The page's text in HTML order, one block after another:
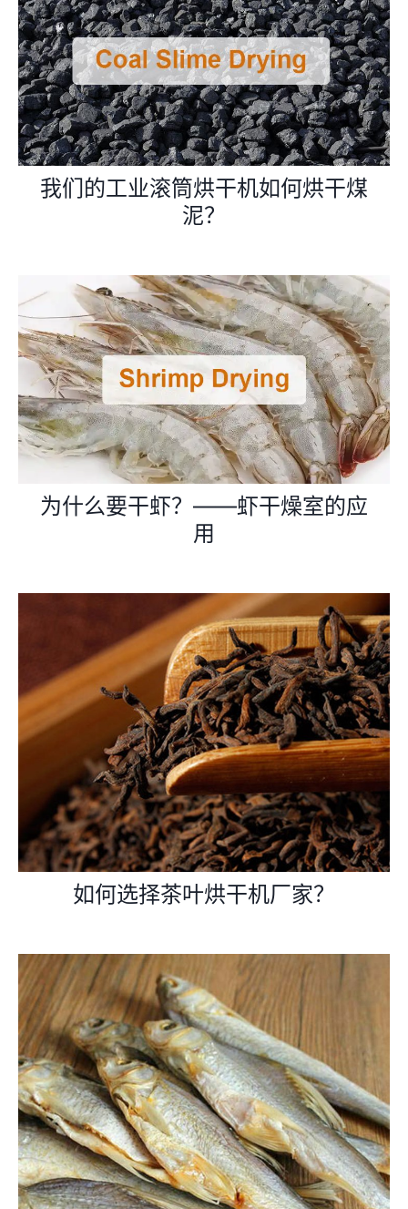
我们的工业滚筒烘干机如何烘干煤
泥？
为什么要干虾？——虾干燥室的应
用
如何选择茶叶烘干机厂家？